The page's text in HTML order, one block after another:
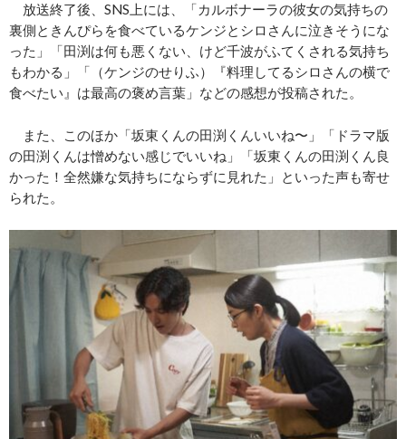
放送終了後、SNS上には、「カルボナーラの彼女の気持ちの
裏側ときんぴらを食べているケンジとシロさんに泣きそうにな
った」「田渕は何も悪くない、けど千波がふてくされる気持ち
もわかる」「（ケンジのせりふ）『料理してるシロさんの横で
食べたい』は最高の褒め言葉」などの感想が投稿された。
また、このほか「坂東くんの田渕くんいいね︎〜」「ドラマ版
の田渕くんは憎めない感じでいいね」「坂東くんの田渕くん良
かった！全然嫌な気持ちにならずに見れた」といった声も寄せ
られた。